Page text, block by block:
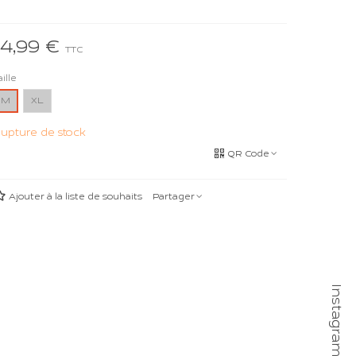
€ TTC
M XL
de stock
QR Code
Ajouter à la liste de souhaits Partager
Instagram